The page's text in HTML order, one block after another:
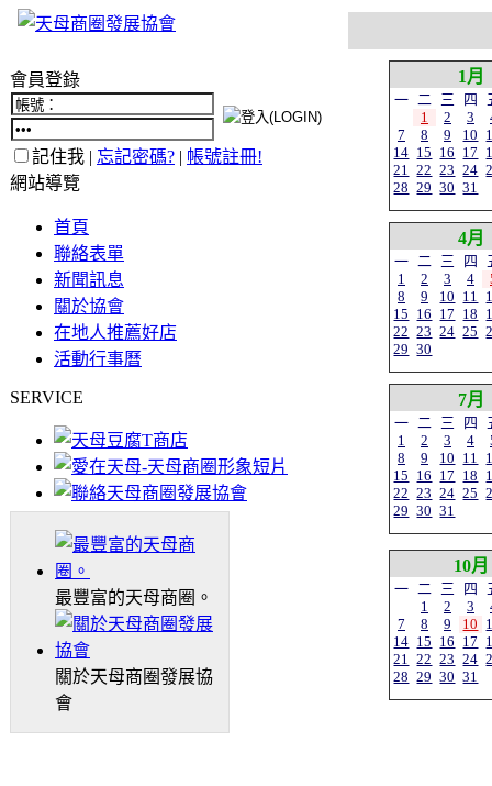
會員登錄
記住我 | 忘記密碼? | 帳號註冊!
網站導覽
首頁
聯絡表單
新聞訊息
關於協會
在地人推薦好店
活動行事曆
SERVICE
最豐富的天母商圈。
關於天母商圈發展協
會
1月
一 二 三 四
1
2 3
7
8 9 10
14 15 16 17
21 22 23 24
28 29 30 31
4月
一 二 三 四
1
2 3 4
8
9 10 11
15 16 17 18
22 23 24 25
29 30
7月
一 二 三 四
1
2 3 4
8
9 10 11
15 16 17 18
22 23 24 25
29 30 31
10月
一 二 三 四
1
2 3
7
8 9 10
14 15 16 17
21 22 23 24
28 29 30 31